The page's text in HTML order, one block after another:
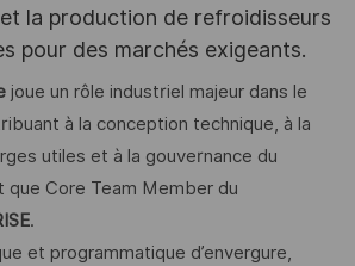
la production de refroidisseurs
pour des marchés exigeants.
joue un rôle industriel majeur dans le
à la conception technique, à la
utiles et à la gouvernance du
que Core Team Member du
.
et programmatique d’envergure,